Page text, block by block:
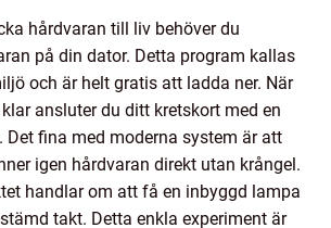
hårdvaran till liv behöver du
på din dator. Detta program kallas
och är helt gratis att ladda ner. När
ansluter du ditt kretskort med en
Det fina med moderna system är att
igen hårdvaran direkt utan krångel.
handlar om att få en inbyggd lampa
takt. Detta enkla experiment är